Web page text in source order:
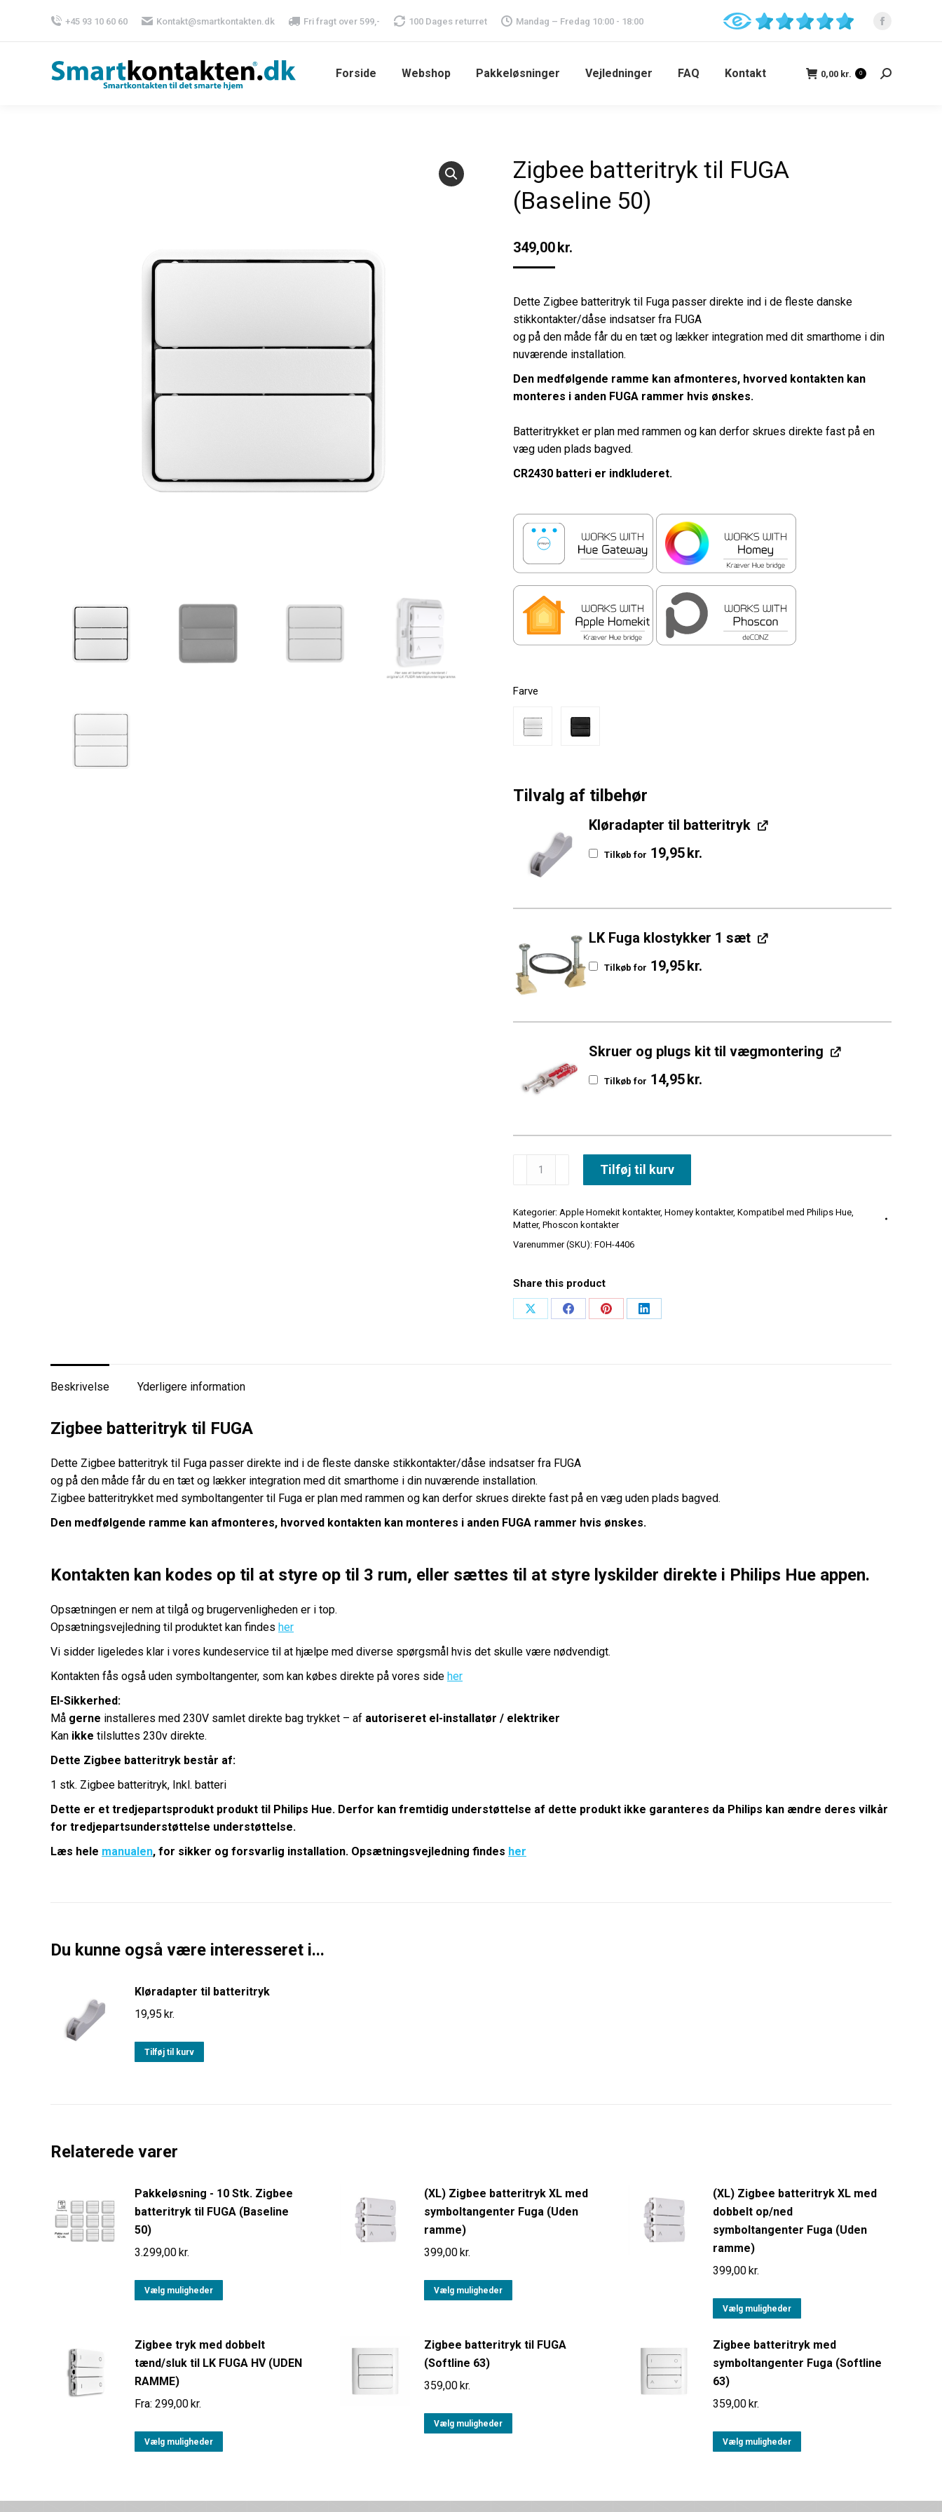
+45 93 10 60 60 Kontakt@smartkontakten.dk Fri fragt over 599,- 100 Dages returret Mandag – Fredag 10:00 - 18:00
Forside Webshop Pakkeløsninger Vejledninger FAQ Kontakt 0,00 kr. 0
Zigbee batteritryk til FUGA
(Baseline 50)
349,00kr.
Dette Zigbee batteritryk til Fuga passer direkte ind i de fleste danske
stikkontakter/dåse indsatser fra FUGA
og på den måde får du en tæt og lækker integration med dit smarthome i din
nuværende installation.
Den medfølgende ramme kan afmonteres, hvorved kontakten kan
monteres i anden FUGA rammer hvis ønskes.
Batteritrykket er plan med rammen og kan derfor skrues direkte fast på en
væg uden plads bagved.
CR2430 batteri er indkluderet.
Farve
Tilvalg af tilbehør
Kløradapter til batteritryk
Tilkøb for 19,95kr.
LK Fuga klostykker 1 sæt
Tilkøb for 19,95kr.
Skruer og plugs kit til vægmontering
Tilkøb for 14,95kr.
Tilføj til kurv
Kategorier: Apple Homekit kontakter, Homey kontakter, Kompatibel med Philips Hue
Matter, Phoscon kontakter
Varenummer (SKU): FOH-4406
Share this product
Beskrivelse Yderligere information
Zigbee batteritryk til FUGA
Dette Zigbee batteritryk til Fuga passer direkte ind i de fleste danske stikkontakter/dåse indsatser fra FUGA
og på den måde får du en tæt og lækker integration med dit smarthome i din nuværende installation.
Zigbee batteritrykket med symboltangenter til Fuga er plan med rammen og kan derfor skrues direkte fast på en væg uden plads bagved.
Den medfølgende ramme kan afmonteres, hvorved kontakten kan monteres i anden FUGA rammer hvis ønskes.
Kontakten kan kodes op til at styre op til 3 rum, eller sættes til at styre lyskilder direkte i Philips Hue appen.
Opsætningen er nem at tilgå og brugervenligheden er i top.
Opsætningsvejledning til produktet kan findes her
Vi sidder ligeledes klar i vores kundeservice til at hjælpe med diverse spørgsmål hvis det skulle være nødvendigt.
Kontakten fås også uden symboltangenter, som kan købes direkte på vores side her
El-Sikkerhed:
Må gerne installeres med 230V samlet direkte bag trykket – af autoriseret el-installatør / elektriker
Kan ikke tilsluttes 230v direkte.
Dette Zigbee batteritryk består af:
1 stk. Zigbee batteritryk, Inkl. batteri
Dette er et tredjepartsprodukt produkt til Philips Hue. Derfor kan fremtidig understøttelse af dette produkt ikke garanteres da Philips kan ændre deres vilkår
for tredjepartsunderstøttelse understøttelse.
Læs hele manualen, for sikker og forsvarlig installation. Opsætningsvejledning findes her
Du kunne også være interesseret i...
Kløradapter til batteritryk
19,95 kr.
Tilføj til kurv
Relaterede varer
Pakkeløsning - 10 Stk. Zigbee
batteritryk til FUGA (Baseline
50)
3.299,00kr.
Vælg muligheder
(XL) Zigbee batteritryk XL med
symboltangenter Fuga (Uden
ramme)
399,00kr.
Vælg muligheder
(XL) Zigbee batteritryk XL med
dobbelt op/ned
symboltangenter Fuga (Uden
ramme)
399,00kr.
Vælg muligheder
Zigbee tryk med dobbelt
tænd/sluk til LK FUGA HV (UDEN
RAMME)
Fra: 299,00kr.
Vælg muligheder
Zigbee batteritryk til FUGA
(Softline 63)
359,00kr.
Vælg muligheder
Zigbee batteritryk med
symboltangenter Fuga (Softline
63)
359,00kr.
Vælg muligheder